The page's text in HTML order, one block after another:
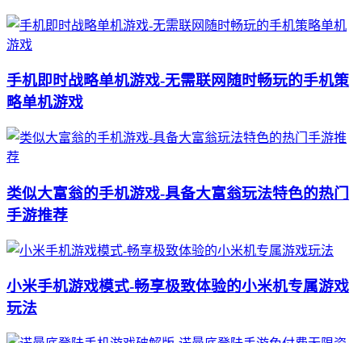
手机即时战略单机游戏-无需联网随时畅玩的手机策
略单机游戏
类似大富翁的手机游戏-具备大富翁玩法特色的热门
手游推荐
小米手机游戏模式-畅享极致体验的小米机专属游戏
玩法